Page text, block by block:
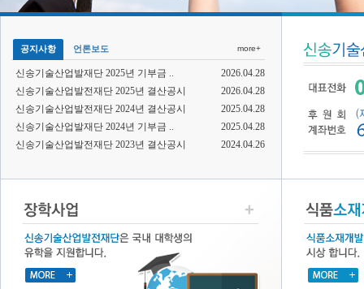
공지사항 more+
언론보도
신송기술산업발재단 2025년 기부금 ..
2026.04.28
신송기술산업발전재단 2025년 결산공시
2026.04.28
신송기술산업발전재단 2024년 결산공시
2025.04.28
신송기술산업발재단 2024년 기부금 ..
2025.04.28
신송기술산업발전재단 2023년 결산공시
2024.04.26
신송기술산업발전재단 2021년 결산공시
2022.05.02
공익법인 결산서류 등 공시(2020년)
2021.03.26
연간기부금모금액 활용실적명세서(202..
공익법인 결산서류 등 공시(2018년)
공익법인 결산서류 등 공시(2019년)